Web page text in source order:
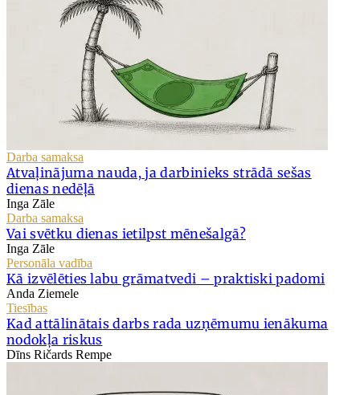
Darba samaksa
Atvaļinājuma nauda, ja darbinieks strādā sešas
dienas nedēļā
Inga Zāle
Darba samaksa
Vai svētku dienas ietilpst mēnešalgā?
Inga Zāle
Personāla vadība
Kā izvēlēties labu grāmatvedi – praktiski padomi
Anda Ziemele
Tiesības
Kad attālinātais darbs rada uzņēmumu ienākuma
nodokļa riskus
Dīns Ričards Rempe